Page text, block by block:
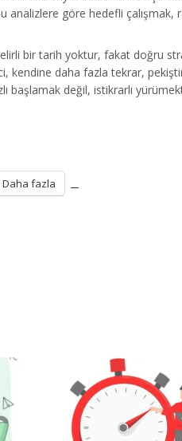
analizlere göre hedefli
bir tarih yoktur, fakat doğru
kendine daha fazla tekrar,
başlamak değil, istikrarlı
Daha fazla